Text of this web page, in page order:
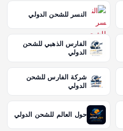
النسر للشحن الدولي
الفارس الذهبي للشحن
الدولي
شركة الفارس للشحن
الدولي
حول العالم للشحن الدولي